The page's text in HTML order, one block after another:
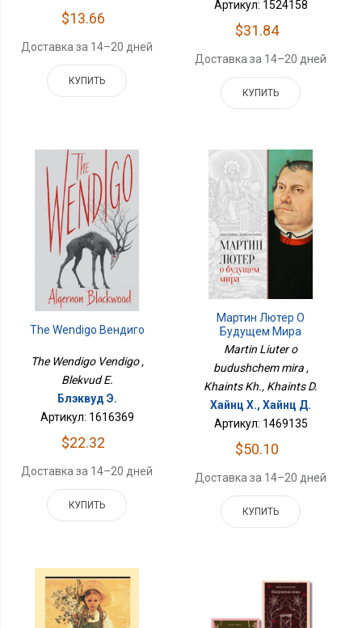
$13.66
Доставка за 14–20 дней
КУПИТЬ
Артикул: 1524158
$31.84
Доставка за 14–20 дней
КУПИТЬ
The Wendigo Вендиго
The Wendigo Vendigo ,
Blekvud E.
Блэквуд Э.
Артикул: 1616369
$22.32
Доставка за 14–20 дней
КУПИТЬ
Мартин Лютер О
Будущем Мира
Martin Liuter o
budushchem mira ,
Khaints Kh., Khaints D.
Хайнц Х., Хайнц Д.
Артикул: 1469135
$50.10
Доставка за 14–20 дней
КУПИТЬ